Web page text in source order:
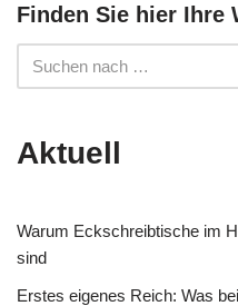
Finden Sie hier Ihre
Aktuell
Warum Eckschreibtische im
sind
Erstes eigenes Reich: Was